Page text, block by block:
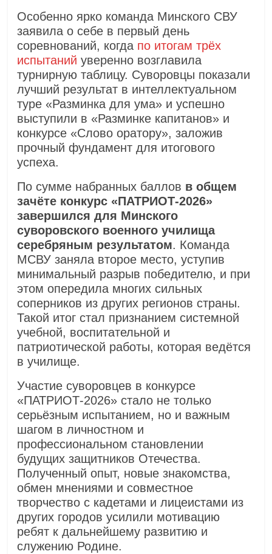
Особенно ярко команда Минского СВУ
заявила о себе в первый день
соревнований, когда по итогам трёх
испытаний уверенно возглавила
турнирную таблицу. Суворовцы показали
лучший результат в интеллектуальном
туре «Разминка для ума» и успешно
выступили в «Разминке капитанов» и
конкурсе «Слово оратору», заложив
прочный фундамент для итогового
успеха.
По сумме набранных баллов в общем
зачёте конкурс «ПАТРИОТ‑2026»
завершился для Минского
суворовского военного училища
серебряным результатом. Команда
МСВУ заняла второе место, уступив
минимальный разрыв победителю, и при
этом опередила многих сильных
соперников из других регионов страны.
Такой итог стал признанием системной
учебной, воспитательной и
патриотической работы, которая ведётся
в училище.
Участие суворовцев в конкурсе
«ПАТРИОТ‑2026» стало не только
серьёзным испытанием, но и важным
шагом в личностном и
профессиональном становлении
будущих защитников Отечества.
Полученный опыт, новые знакомства,
обмен мнениями и совместное
творчество с кадетами и лицеистами из
других городов усилили мотивацию
ребят к дальнейшему развитию и
служению Родине.